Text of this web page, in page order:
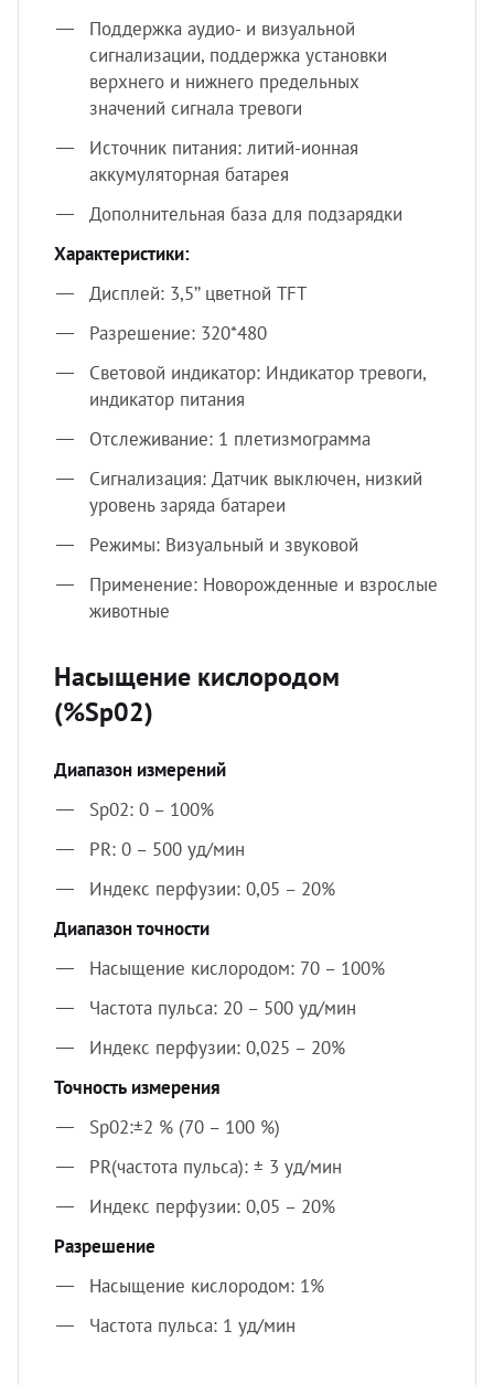
Поддержка аудио- и визуальной
сигнализации, поддержка установки
верхнего и нижнего предельных
значений сигнала тревоги
Источник питания: литий-ионная
аккумуляторная батарея
Дополнительная база для подзарядки
Характеристики:
Дисплей: 3,5’’ цветной TFT
Разрешение: 320*480
Световой индикатор: Индикатор тревоги,
индикатор питания
Отслеживание: 1 плетизмограмма
Сигнализация: Датчик выключен, низкий
уровень заряда батареи
Режимы: Визуальный и звуковой
Применение: Новорожденные и взрослые
животные
Насыщение кислородом
(%Sp02)
Диапазон измерений
Sp02: 0 – 100%
PR: 0 – 500 уд/мин
Индекс перфузии: 0,05 – 20%
Диапазон точности
Насыщение кислородом: 70 – 100%
Частота пульса: 20 – 500 уд/мин
Индекс перфузии: 0,025 – 20%
Точность измерения
Sp02:±2 % (70 – 100 %)
PR(частота пульса): ± 3 уд/мин
Индекс перфузии: 0,05 – 20%
Разрешение
Насыщение кислородом: 1%
Частота пульса: 1 уд/мин